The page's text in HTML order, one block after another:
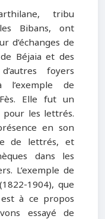
tribu
Bibans, ont
d’échanges de
Béjaia et des
foyers
de
Elle fut un
les lettrés.
en son
de lettrés, et
dans les
L’exemple de
1904), que
à ce propos
essayé de